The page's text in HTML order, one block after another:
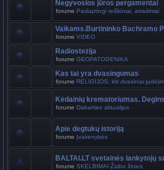
Negyvosios jūros pergamentai
forume Paslaptingi reiškiniai, atradimai
Vaikams.Burtininko Bachramo
forume VIDEO
Radiostezija
forume GEOPATOGENIKA
Kas tai yra dvasingumas
forume RELIGIJOS, kiti dvasiniai
Kėdainių krematoriumas.
forume Dabarties aktualijos
Apie degtukų istoriją
forume Įvairenybės
BALTAI.LT svetainės lankytojų
forume SKELBIMAI-Žaibo žinios